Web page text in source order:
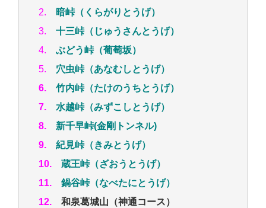
2.
暗峠（くらがりとうげ）
3. 十三峠（じゅうさんとうげ）
4. ぶどう峠（葡萄坂）
5. 穴虫峠（あなむしとうげ）
6. 竹内峠（たけのうちとうげ）
7. 水越峠（みずこしとうげ）
8. 新千早峠(金剛トンネル)
9. 紀見峠（きみとうげ）
10. 蔵王峠（ざおうとうげ）
11. 鍋谷峠（なべたにとうげ）
12. 和泉葛城山（神通コース）